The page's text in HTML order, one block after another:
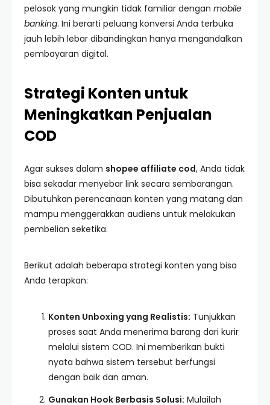
pelosok yang mungkin tidak familiar dengan mobile
banking. Ini berarti peluang konversi Anda terbuka
jauh lebih lebar dibandingkan hanya mengandalkan
pembayaran digital.
Strategi Konten untuk
Meningkatkan Penjualan
COD
Agar sukses dalam shopee affiliate cod, Anda tidak
bisa sekadar menyebar link secara sembarangan.
Dibutuhkan perencanaan konten yang matang dan
mampu menggerakkan audiens untuk melakukan
pembelian seketika.
Berikut adalah beberapa strategi konten yang bisa
Anda terapkan:
Konten Unboxing yang Realistis: Tunjukkan
proses saat Anda menerima barang dari kurir
melalui sistem COD. Ini memberikan bukti
nyata bahwa sistem tersebut berfungsi
dengan baik dan aman.
Gunakan Hook Berbasis Solusi: Mulailah